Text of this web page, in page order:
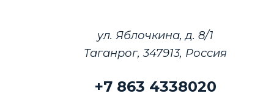
ул. Яблочкина, д. 8/1
Таганрог, 347913, Россия
+7 863 4338020